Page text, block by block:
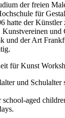
der freien
für
hatte der Künstler
und
und der Art
für Kunst
und Schulalter
aged